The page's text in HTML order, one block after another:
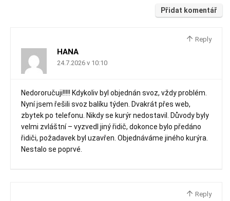
Přidat komentář
Reply
HANA
24.7.2026 v 10:10
Nedororučuji!!!!! Kdykoliv byl objednán svoz, vždy problém.
Nyní jsem řešili svoz balíku týden. Dvakrát přes web,
zbytek po telefonu. Nikdy se kurýr nedostavil. Důvody byly
velmi zvláštní – vyzvedl jiný řidič, dokonce bylo předáno
řidiči, požadavek byl uzavřen. Objednáváme jiného kurýra.
Nestalo se poprvé.
Reply